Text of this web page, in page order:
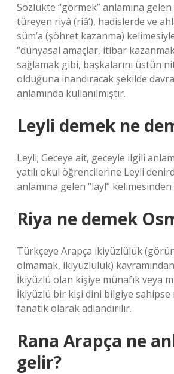
Sözlükte “görmek” anlamına
türeyen riyâ (riâ’), hadislerde ve
süm’a (şöhret kazanma)
“dünyasal amaçlar, itibar
sağlamak gibi, başkalarını üstün
olduğuna inandıracak şekilde
anlamında kullanılmıştır.
Leyli demek ne
Leyli; Geceye ait, geceyle ilgili
yatılı okul öğrencilerine Leyli
anlamına gelen “layl”
Riya ne demek
Türkçeye Arapça ikiyüzlülük
olmamak, ikiyüzlülük)
İkiyüzlü olan kişiye münafık veya
İkiyüzlü bir kişi dini bilgiye sahipse
fanatik olarak adlandırılır.
Rana Arapça ne
gelir?